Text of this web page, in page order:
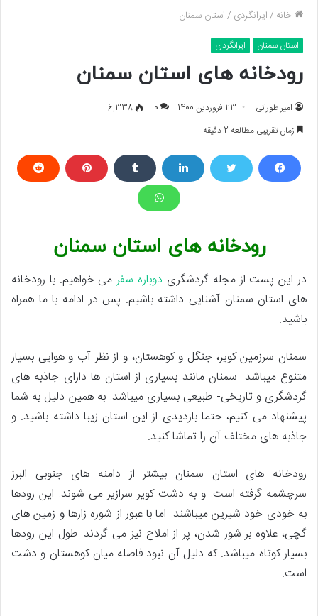
خانه /ایرانگردی /استان سمنان
استان سمنان ایرانگردی
رودخانه های استان سمنان
امیر طورانی 23 فروردین 1400 0
6,338
زمان تقریبی مطالعه 2 دقیقه
رودخانه های استان سمنان
در این پست از مجله گردشگری دوباره سفرمی خواهیم. با رودخانه
های استان سمنان آشنایی داشته باشیم. پس در ادامه با ما همراه
باشید.
سمنان سرزمین کویر، جنگل و کوهستان، و از نظر آب و هوایی بسیار
متنوع میباشد. سمنان مانند بسیاری از استان ها دارای جاذبه های
گردشگری و تاریخی- طبیعی بسیاری میباشد. به همین دلیل به شما
پیشنهاد می کنیم، حتما بازدیدی از این استان زیبا داشته باشید. و
جاذبه های مختلف آن را تماشا کنید.
رودخانه های استان سمنان بیشتر از دامنه های جنوبی البرز
سرچشمه گرفته است. و به دشت کویر سرازیر می شوند. این رودها
به خودی خود شیرین میباشند. اما با عبور از شوره زارها و زمین های
گچی، علاوه بر شور شدن، پر از املاح نیز می گردند. طول این رودها
بسیار کوتاه میباشد. که دلیل آن نبود فاصله میان کوهستان و دشت
است.